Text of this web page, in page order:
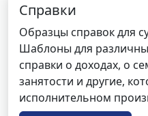
Справки
Образцы справок для
Шаблоны для
справки о доходах, о
занятости и другие,
исполнительном